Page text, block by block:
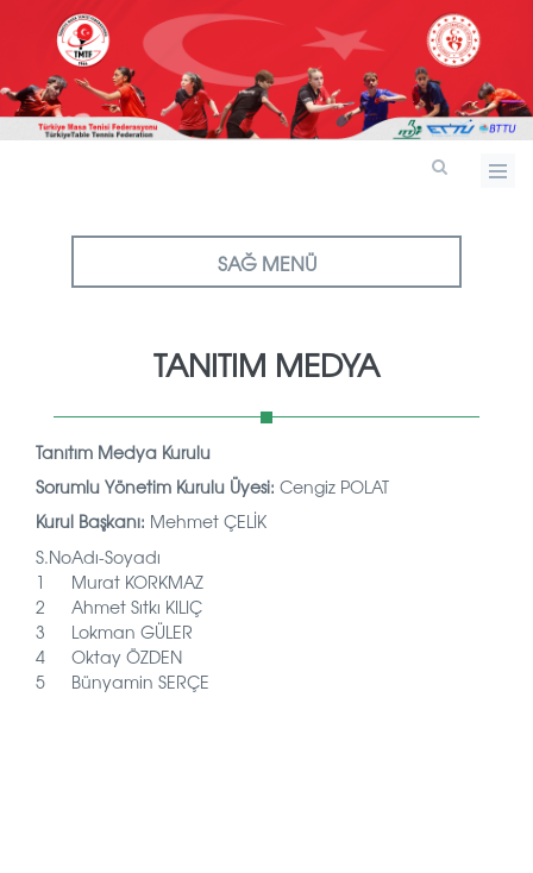
SAĞ MENÜ
TANITIM MEDYA
Tanıtım Medya Kurulu
Sorumlu Yönetim Kurulu Üyesi: Cengiz POLAT
Kurul Başkanı: Mehmet ÇELİK
S.NoAdı-Soyadı
1
Murat KORKMAZ
2
Ahmet Sıtkı KILIÇ
3
Lokman GÜLER
4
Oktay ÖZDEN
5
Bünyamin SERÇE